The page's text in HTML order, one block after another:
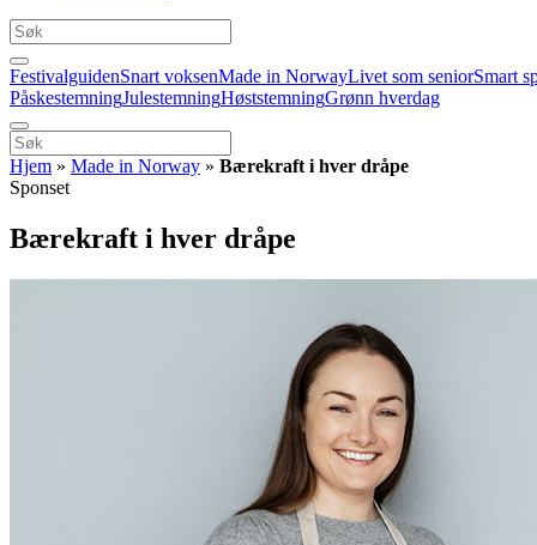
FestivalguidenSnart voksenMade in NorwayLivet som seniorSmart
PåskestemningJulestemningHøststemningGrønn hverdag
Hjem » Made in Norway » Bærekraft i hver dråpe
Sponset
Bærekraft i hver dråpe